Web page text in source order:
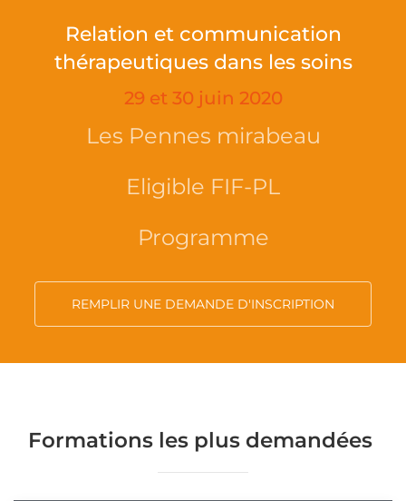
Relation et communication
thérapeutiques dans les soins
29 et 30 juin 2020
Les Pennes mirabeau
Eligible FIF-PL
Programme
REMPLIR UNE DEMANDE D'INSCRIPTION
Formations les plus demandées